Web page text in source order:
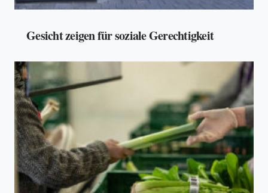
Gesicht zeigen für soziale Gerechtigkeit